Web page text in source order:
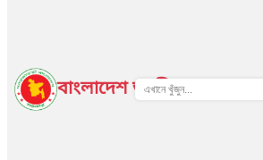
বাংলাদেশ জাতীয় তথ্য বাতায়ন